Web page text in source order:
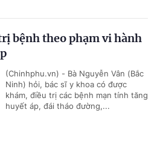
bệnh theo phạm vi hành
(Chinhphu.vn) - Bà Nguyễn Vân (Bắc
Ninh) hỏi, bác sĩ y khoa có được
khám, điều trị các bệnh mạn tính tăng
huyết áp, đái tháo đường,...